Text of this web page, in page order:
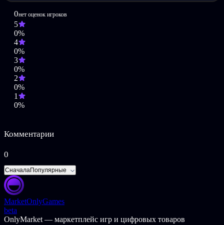
0нет оценок игроков
5
0%
4
0%
3
0%
2
0%
1
0%
Комментарии
0
СначалаПопулярные
MarketOnlyGames
beta
OnlyMarket — маркетплейс игр и цифровых товаров